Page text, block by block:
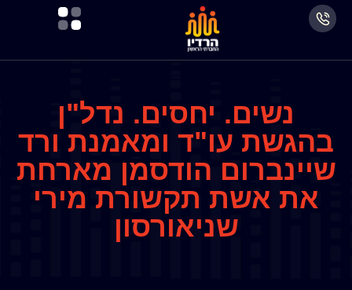
נשים. יחסים. נדל"ן
בהגשת עו"ד ומאמנת ורד
שיינברום הודסמן מארחת
את אשת תקשורת מירי
שניאורסון